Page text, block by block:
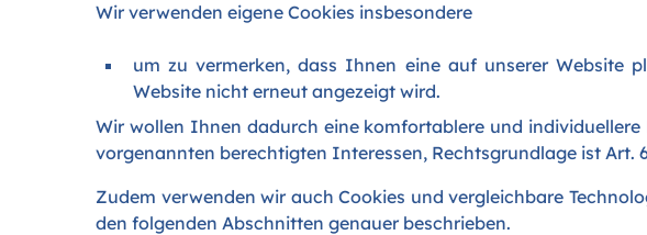
Wir verwenden eigene Cookies insbesondere
um zu vermerken, dass Ihnen eine auf unserer Website
Website nicht erneut angezeigt wird.
Wir wollen Ihnen dadurch eine komfortablere und
vorgenannten berechtigten Interessen, Rechtsgrundlage ist Art. 6
Zudem verwenden wir auch Cookies und vergleichbare
den folgenden Abschnitten genauer beschrieben.